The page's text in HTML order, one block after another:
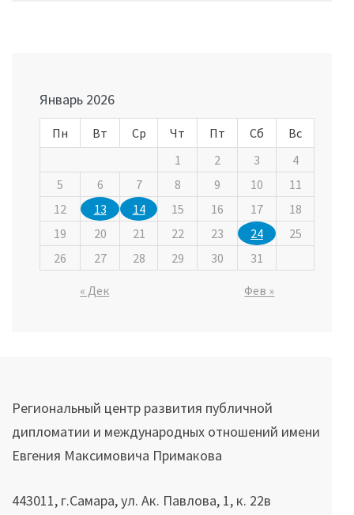
Январь 2026
Пн Вт Ср Чт Пт Сб
Вс
1
2 3
4
5
6 7 8 9 10
11
12
13 14 15 16 17
18
19
20 21 22 23 24
25
26
27 28 29 30 31
« Дек Фев »
Региональный центр развития публичной
дипломатии и международных отношений имени
Евгения Максимовича Примакова
443011, г.Самара, ул. Ак. Павлова, 1, к. 22в